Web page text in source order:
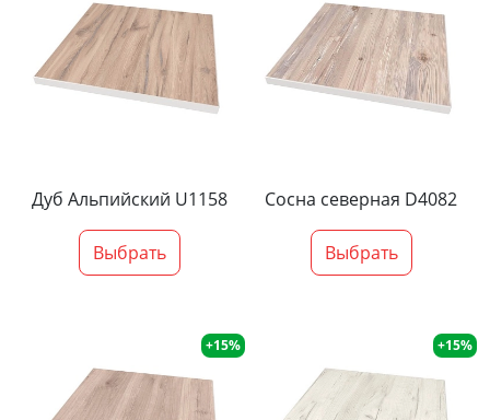
Дуб Альпийский U1158
Выбрать
Сосна северная D4082
Выбрать
+15% +15%